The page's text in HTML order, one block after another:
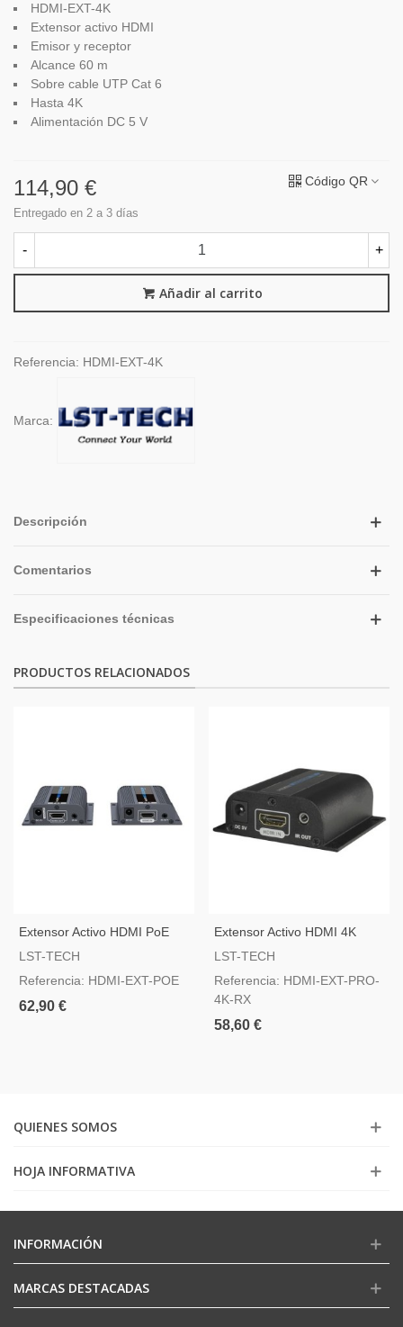
HDMI-EXT-4K
Extensor activo HDMI
Emisor y receptor
Alcance 60 m
Sobre cable UTP Cat 6
Hasta 4K
Alimentación DC 5 V
114,90 €
Entregado en 2 a 3 días
Código QR
- +
Añadir al carrito
Referencia: HDMI-EXT-4K
Marca:
Descripción
Comentarios
Especificaciones técnicas
PRODUCTOS RELACIONADOS
Extensor Activo HDMI PoE
LST-TECH
Referencia: HDMI-EXT-POE
62,90 €
Extensor Activo HDMI 4K
PRO RX
LST-TECH
Referencia: HDMI-EXT-PRO-
4K-RX
58,60 €
QUIENES SOMOS
HOJA INFORMATIVA
INFORMACIÓN
MARCAS DESTACADAS